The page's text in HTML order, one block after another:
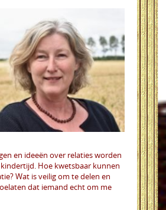
en ideeën over relaties worden
Hoe kwetsbaar kunnen
Wat is veilig om te delen en
dat iemand echt om me